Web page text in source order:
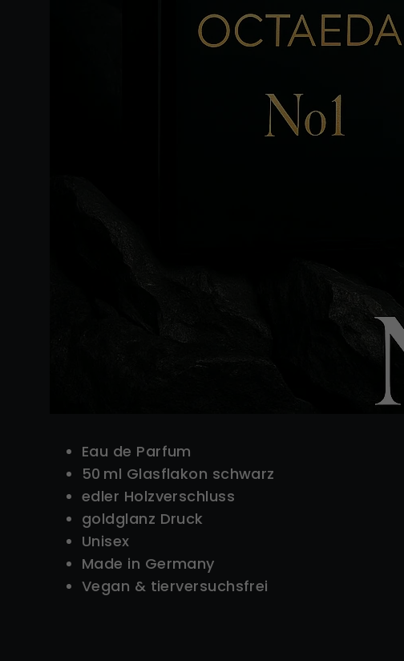
Eau de Parfum
50 ml Glasflakon schwarz
edler Holzverschluss
goldglanz Druck
Unisex
Made in Germany
Vegan & tierversuchsfrei